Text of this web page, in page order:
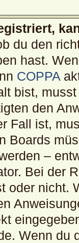
du den
hast.
COPPA
bist,
den
Fall ist,
Boards
–
Bei der
oder nicht.
Wenn du